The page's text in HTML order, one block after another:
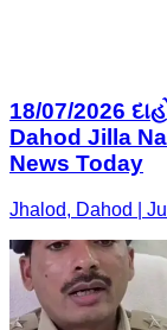
18/07/2026
Dahod Jilla
News Today
Jhalod, Dahod |